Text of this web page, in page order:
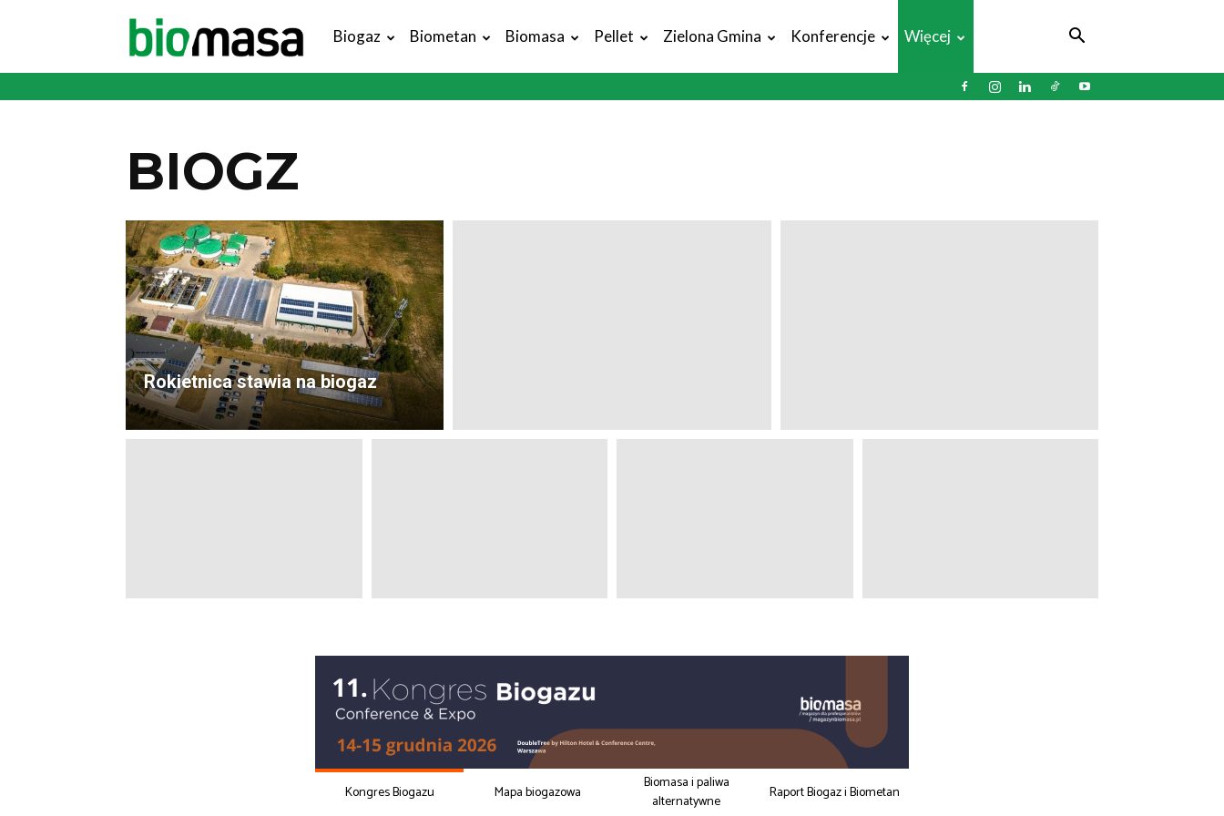
Magazyn
Biogaz Biometan Biomasa Pellet Zielona Gmina Konferencje Więcej
BIOGZ
Rokietnica stawia na biogaz
Kongres Biogazu Mapa biogazowa
Biomasa i paliwa
alternatywne
Raport Biogaz i Biometan